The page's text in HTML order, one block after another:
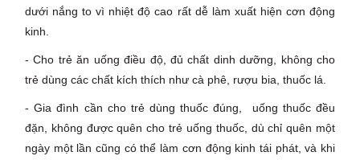
dưới nắng to vì nhiệt độ cao rất dễ làm xuất hiện cơn động
kinh.
- Cho trẻ ăn uống điều độ, đủ chất dinh dưỡng, không cho
trẻ dùng các chất kích thích như cà phê, rượu bia, thuốc lá.
- Gia đình cần cho trẻ dùng thuốc đúng, uống thuốc đều
đặn, không được quên cho trẻ uống thuốc, dù chỉ quên một
ngày một lần cũng có thể làm cơn động kinh tái phát, và khi